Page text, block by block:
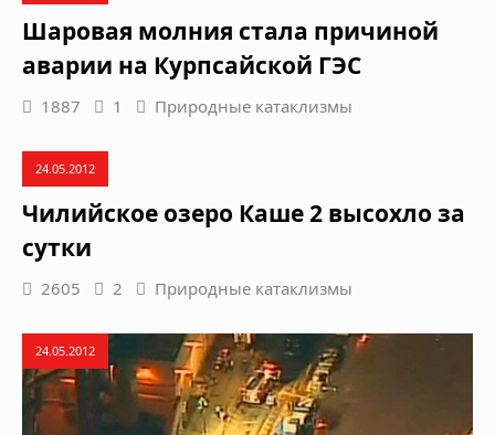
Шаровая молния стала причиной
аварии на Курпсайской ГЭС
1887 1 Природные катаклизмы
24.05.2012
Чилийское озеро Каше 2 высохло за
сутки
2605 2 Природные катаклизмы
24.05.2012